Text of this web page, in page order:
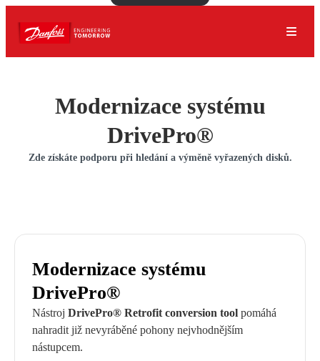
Modernizace systému
DrivePro®
Zde získáte podporu při hledání a výměně vyřazených disků.
Modernizace systému
DrivePro®
Nástroj DrivePro® Retrofit conversion tool pomáhá
nahradit již nevyráběné pohony nejvhodnějším
nástupcem.